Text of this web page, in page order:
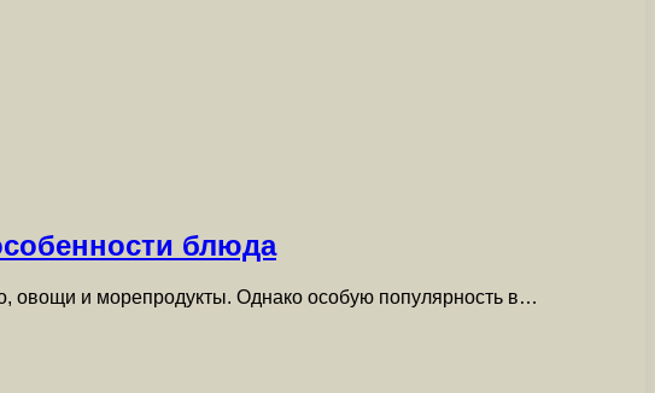
блюда
овощи и морепродукты. Однако особую популярность в…